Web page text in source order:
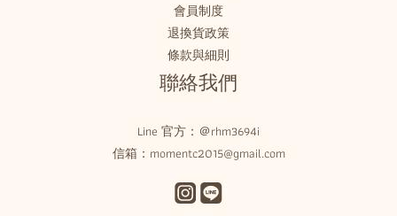
會員制度
退換貨政策
條款與細則
聯絡我們
Line 官方： ＠rhm3694i
信箱：momentc2015@gmail.com